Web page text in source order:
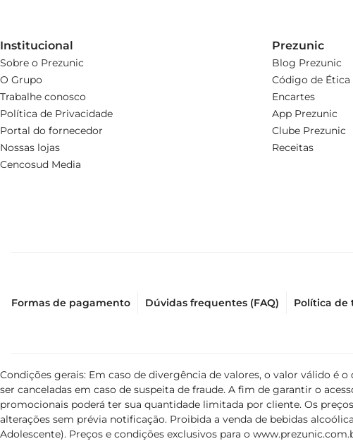
Institucional
Sobre o Prezunic
O Grupo
Trabalhe conosco
Política de Privacidade
Portal do fornecedor
Nossas lojas
Cencosud Media
Prezunic
Blog Prezunic
Código de Ética
Encartes
App Prezunic
Clube Prezunic
Receitas
Formas de pagamento Dúvidas frequentes (FAQ) Política de
Condições gerais: Em caso de divergência de valores, o valor válido é
ser canceladas em caso de suspeita de fraude. A fim de garantir o
promocionais poderá ter sua quantidade limitada por cliente. Os
alterações sem prévia notificação. Proibida a venda de bebidas
Adolescente). Preços e condições exclusivos para o